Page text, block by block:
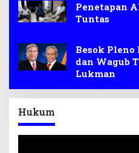
Penetapan
Tuntas
Besok Pleno
dan Wagub
Lukman
Hukum